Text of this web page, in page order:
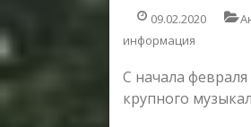
09.02.2020
информация
С начала
крупного